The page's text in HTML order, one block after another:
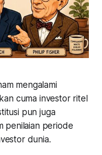
mengalami
cuma investor ritel
pun juga
penilaian periode
dunia.